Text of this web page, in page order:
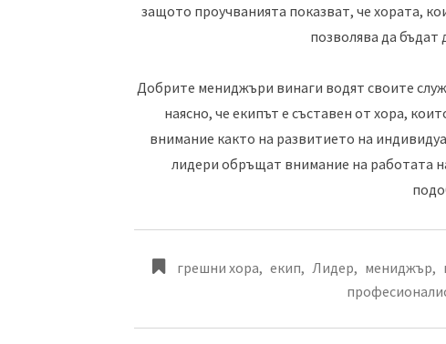
защото проучванията показват, че хората,
позволява да
Добрите мениджъри винаги водят своите
наясно, че екипът е съставен от хора,
внимание както на развитието на
лидери обръщат внимание на работата
грешни хора, екип, Лидер, мениджър,